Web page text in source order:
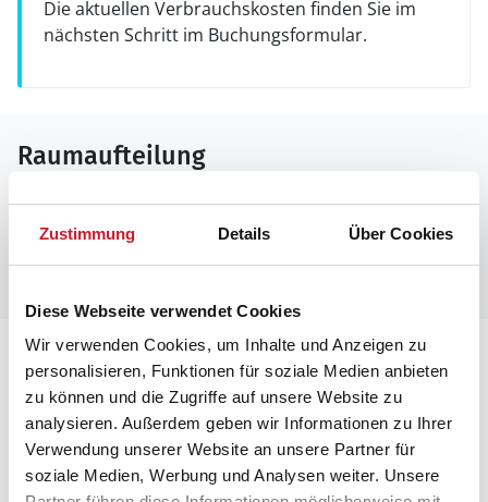
Zustimmung Details Über Cookies
Diese Webseite verwendet Cookies
Wir verwenden Cookies, um Inhalte und Anzeigen zu
personalisieren, Funktionen für soziale Medien anbieten
zu können und die Zugriffe auf unsere Website zu
analysieren. Außerdem geben wir Informationen zu Ihrer
Verwendung unserer Website an unsere Partner für
soziale Medien, Werbung und Analysen weiter. Unsere
Die aktuellen Verbrauchskosten finden Sie im
nächsten Schritt im Buchungsformular.
Raumaufteilung
Leider liegen uns zurzeit keine Grundrisse vor.
Manchmal befinden sich aber unter den Bildern des
Ferienhauses Informationen zur Raumaufteilung.
Lageplan
Adresse
Ferienhaus 4030
Gindrupvej 45, Tornby